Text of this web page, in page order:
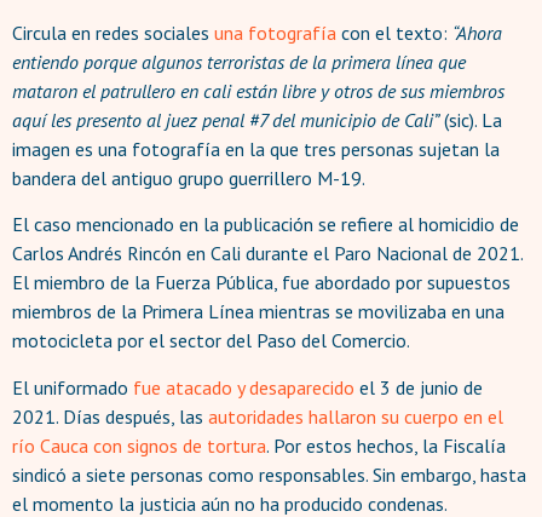
Circula en redes sociales una fotografía con el texto: “Ahora
entiendo porque algunos terroristas de la primera línea que
mataron el patrullero en cali están libre y otros de sus miembros
aquí les presento al juez penal #7 del municipio de Cali”(sic). La
imagen es una fotografía en la que tres personas sujetan la
bandera del antiguo grupo guerrillero M-19.
El caso mencionado en la publicación se refiere al homicidio de
Carlos Andrés Rincón en Cali durante el Paro Nacional de 2021.
El miembro de la Fuerza Pública, fue abordado por supuestos
miembros de la Primera Línea mientras se movilizaba en una
motocicleta por el sector del Paso del Comercio.
El uniformado fue atacado ydesaparecido el 3 de junio de
2021. Días después, las autoridades hallaron su cuerpo en el
río Cauca con signos de tortura. Por estos hechos, la Fiscalía
sindicó a siete personas como responsables. Sin embargo, hasta
el momento la justicia aún no ha producido condenas.